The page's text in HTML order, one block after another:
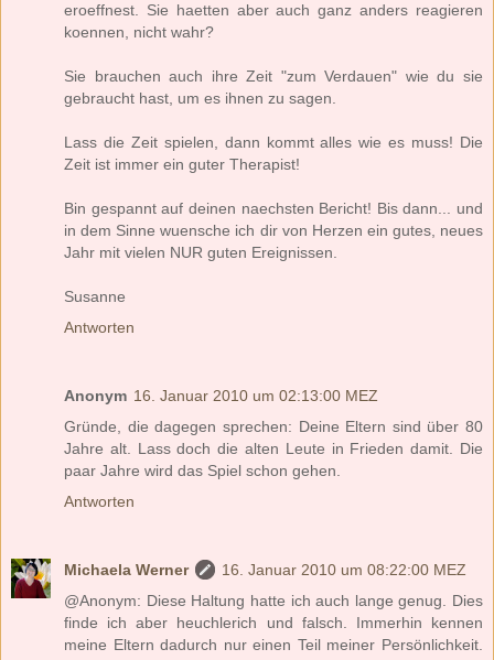
eroeffnest. Sie haetten aber auch ganz anders reagieren
koennen, nicht wahr?
Sie brauchen auch ihre Zeit "zum Verdauen" wie du sie
gebraucht hast, um es ihnen zu sagen.
Lass die Zeit spielen, dann kommt alles wie es muss! Die
Zeit ist immer ein guter Therapist!
Bin gespannt auf deinen naechsten Bericht! Bis dann... und
in dem Sinne wuensche ich dir von Herzen ein gutes, neues
Jahr mit vielen NUR guten Ereignissen.
Susanne
Antworten
Anonym 16. Januar 2010 um 02:13:00 MEZ
Gründe, die dagegen sprechen: Deine Eltern sind über 80
Jahre alt. Lass doch die alten Leute in Frieden damit. Die
paar Jahre wird das Spiel schon gehen.
Antworten
Michaela Werner
16. Januar 2010 um 08:22:00 MEZ
@Anonym: Diese Haltung hatte ich auch lange genug. Dies
finde ich aber heuchlerich und falsch. Immerhin kennen
meine Eltern dadurch nur einen Teil meiner Persönlichkeit.